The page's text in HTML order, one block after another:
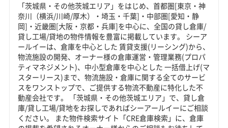
「茨城県・その他茨城エリア」をはじめ、首都圏[東京・神
奈川（横浜/川崎/厚木）・埼玉・千葉]・中部圏[愛知・静
岡]・近畿圏[大阪・京都・兵庫]を中心に、全国の貸し倉庫/
貸し工場/貸地の物件情報を豊富に掲載しています。 シーア
ールイーは、倉庫を中心とした 賃貸支援(リーシング)から、
物流施設の開発、オーナー様の倉庫運営・管理業務(プロパ
ティマネジメント)、中小型倉庫を中心とした 一括借上げ(マ
スターリース)まで、物流施設・倉庫に関する全てのサービ
スをワンストップで、ご提供する物流不動産に特化した不
動産会社です。 「茨城県・その他茨城エリア」で、貸し倉
庫/貸し工場/貸地をお探しであればシーアールイーにご相談
ください。 また物件検索サイト「CRE倉庫検索」に、倉庫